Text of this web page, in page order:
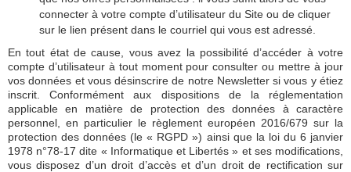
connecter à votre compte d’utilisateur du Site ou de cliquer
sur le lien présent dans le courriel qui vous est adressé.
En tout état de cause, vous avez la possibilité d’accéder à votre
compte d’utilisateur à tout moment pour consulter ou mettre à jour
vos données et vous désinscrire de notre Newsletter si vous y étiez
inscrit. Conformément aux dispositions de la réglementation
applicable en matière de protection des données à caractère
personnel, en particulier le règlement européen 2016/679 sur la
protection des données (le « RGPD ») ainsi que la loi du 6 janvier
1978 n°78-17 dite « Informatique et Libertés » et ses modifications,
vous disposez d’un droit d’accès et d’un droit de rectification sur